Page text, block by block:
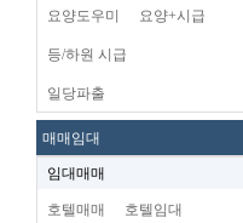
요양도우미 요양+시급
등/하원 시급
일당파출
매매임대
임대매매
호텔매매 호텔임대